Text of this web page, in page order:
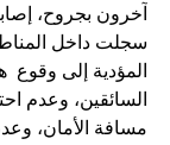
سجلت داخل
المؤدية إلى وقوع
السائقين، وعدم
مسافة الأمان،